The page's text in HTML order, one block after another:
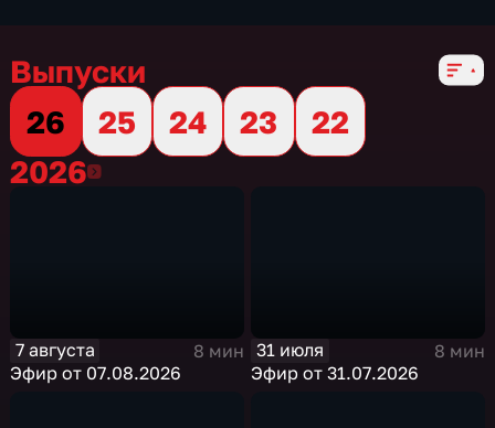
Выпуски
26
25 24 23
22
20262026
7 августа
8 мин
Эфир от 07.08.2026
31 июля
8 мин
Эфир от 31.07.2026